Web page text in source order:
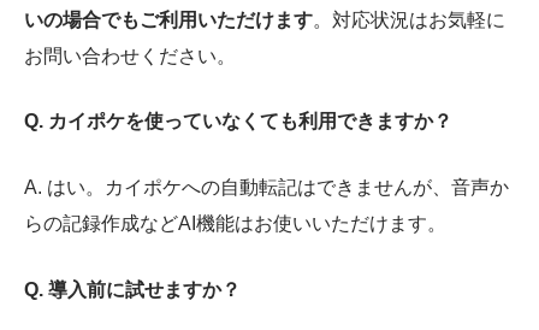
いの場合でもご利用いただけます。対応状況はお気軽に
お問い合わせください。
Q. カイポケを使っていなくても利用できますか？
A. はい。カイポケへの自動転記はできませんが、音声か
らの記録作成などAI機能はお使いいただけます。
Q. 導入前に試せますか？